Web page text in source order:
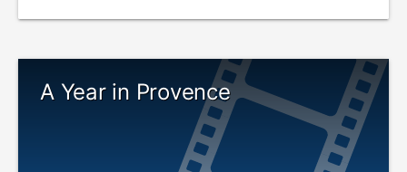
A Year in Provence